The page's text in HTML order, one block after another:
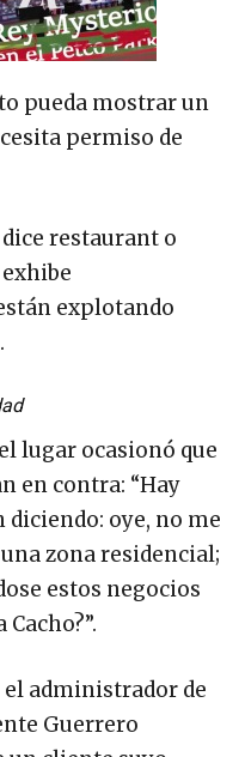
pueda mostrar un
permiso de
restaurant o
exhibe
explotando
lugar ocasionó que
en contra: “Hay
diciendo: oye, no me
zona residencial;
estos negocios
el administrador de
Guerrero